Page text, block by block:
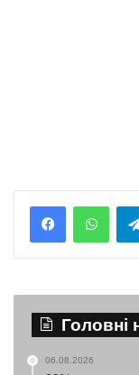
Головні
06.08.2026